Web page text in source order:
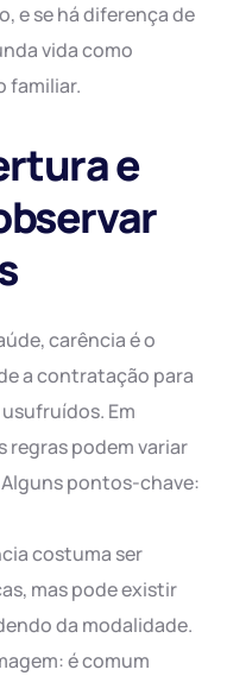
e se há diferença de
vida como
familiar.
e
carência é o
a contratação para
Em
regras podem variar
pontos-chave:
costuma ser
mas pode existir
da modalidade.
é comum